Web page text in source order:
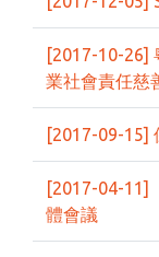
[2017-10-26]
業社會責任慈
[2017-09-15]
[2017-04-11]
體會議